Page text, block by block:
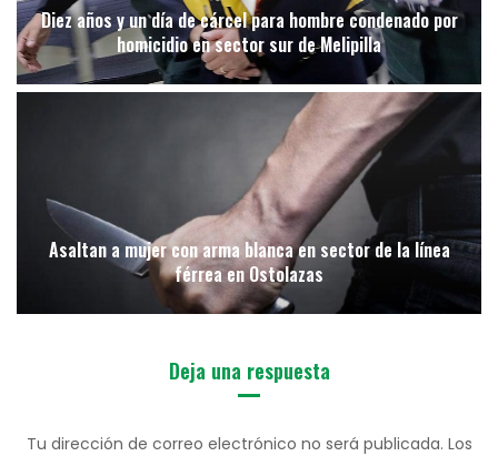
Diez años y un día de cárcel para hombre condenado por
homicidio en sector sur de Melipilla
Asaltan a mujer con arma blanca en sector de la línea
férrea en Ostolazas
Deja una respuesta
Tu dirección de correo electrónico no será publicada. Los